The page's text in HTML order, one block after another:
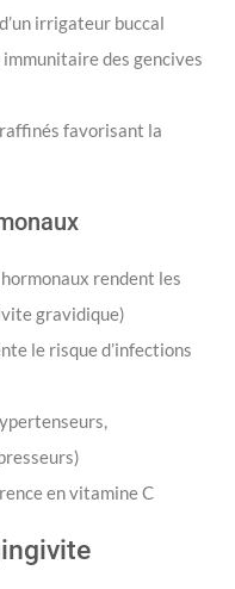
irrigateur buccal
des gencives
favorisant la
rendent les
gravidique)
le risque d’infections
en vitamine C